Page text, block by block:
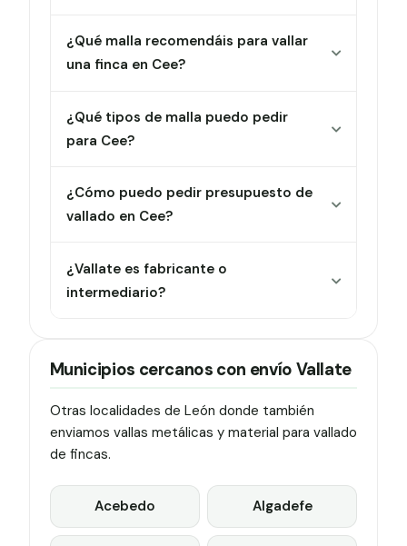
¿Qué malla recomendáis para vallar
una finca en Cee?
¿Qué tipos de malla puedo pedir
para Cee?
¿Cómo puedo pedir presupuesto de
vallado en Cee?
¿Vallate es fabricante o
intermediario?
Municipios cercanos con envío Vallate
Otras localidades de León donde también
enviamos vallas metálicas y material para vallado
de fincas.
Acebedo Algadefe